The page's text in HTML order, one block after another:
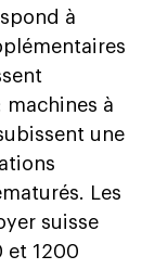
à
machines à
une
Les
suisse
et 1200